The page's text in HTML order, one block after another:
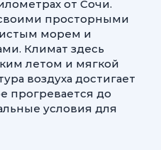
от Сочи.
просторными
морем и
Климат здесь
летом и мягкой
воздуха достигает
прогревается до
условия для